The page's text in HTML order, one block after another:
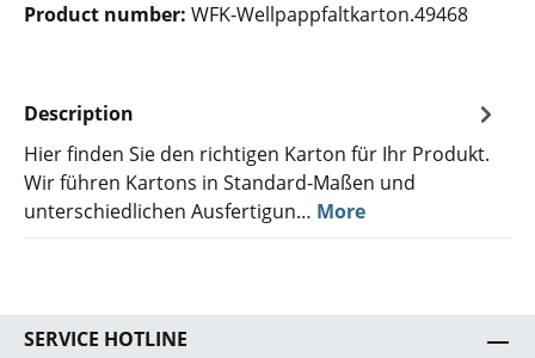
Product number: WFK-Wellpappfaltkarton.49468
Description
Hier finden Sie den richtigen Karton für Ihr Produkt.
Wir führen Kartons in Standard-Maßen und
unterschiedlichen Ausfertigun… More
SERVICE HOTLINE